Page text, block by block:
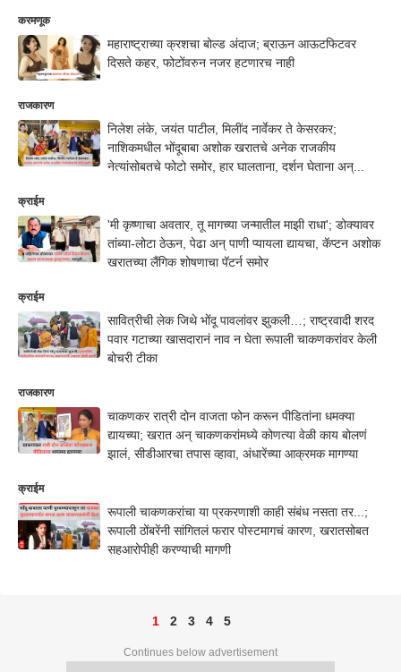
करमणूक
महाराष्ट्राच्या क्रशचा बोल्ड अंदाज; ब्राऊन आऊटफिटवर
दिसते कहर, फोटोंवरुन नजर हटणारच नाही
राजकारण
निलेश लंके, जयंत पाटील, मिलींद नार्वेकर ते केसरकर;
नाशिकमधील भोंदूबाबा अशोक खरातचे अनेक राजकीय
नेत्यांसोबतचे फोटो समोर, हार घालताना, दर्शन घेताना अन्...
क्राईम
'मी कृष्णाचा अवतार, तू मागच्या जन्मातील माझी राधा'; डोक्यावर
तांब्या-लोटा ठेऊन, पेढा अन् पाणी प्यायला द्यायचा, कॅप्टन अशोक
खरातच्या लैंगिक शोषणाचा पॅटर्न समोर
क्राईम
सावित्रीची लेक जिथे भोंदू पावलांवर झुकली…; राष्ट्रवादी शरद
पवार गटाच्या खासदारानं नाव न घेता रूपाली चाकणकरांवर केली
बोचरी टीका
राजकारण
चाकणकर रात्री दोन वाजता फोन करून पीडितांना धमक्या
द्यायच्या; खरात अन् चाकणकरांमध्ये कोणत्या वेळी काय बोलणं
झालं, सीडीआरचा तपास व्हावा, अंधारेंच्या आक्रमक मागण्या
क्राईम
रूपाली चाकणकरांचा या प्रकरणाशी काही संबंध नसता तर...;
रूपाली ठोंबरेंनी सांगितलं फरार पोस्टमागचं कारण, खरातसोबत
सहआरोपीही करण्याची मागणी
1 2 3 4 5
Continues below advertisement